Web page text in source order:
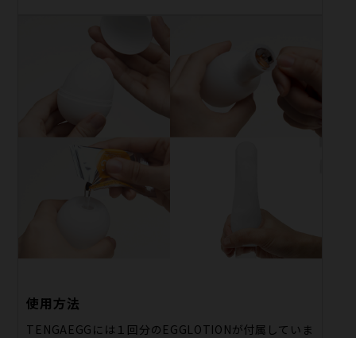
使用方法
TENGAEGGには１回分のEGGLOTIONが付属していま